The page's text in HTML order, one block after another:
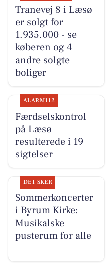
Tranevej 8 i Læsø
er solgt for
1.935.000 - se
køberen og 4
andre solgte
boliger
ALARM112
Færdselskontrol
på Læsø
resulterede i 19
sigtelser
DET SKER
Sommerkoncerter
i Byrum Kirke:
Musikalske
pusterum for alle